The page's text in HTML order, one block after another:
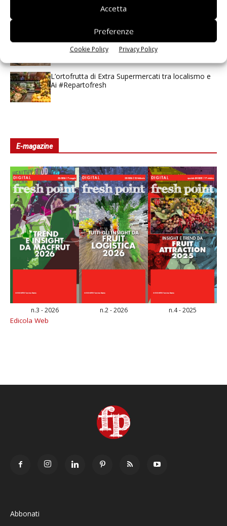
Accetta
Preferenze
Cookie Policy Privacy Policy
Leonardo Odorizzi: “Dobbiamo creare stupore nel
punto di vendita” #vocidellortofrutta
L’ortofrutta di Extra Supermercati tra localismo e
Ai #Repartofresh
E-magazine
n.3 - 2026 n.2 - 2026 n.4 - 2025
Edicola Web
Abbonati